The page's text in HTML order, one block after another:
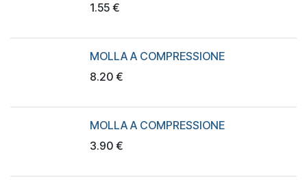
1.55 €
MOLLA A COMPRESSIONE
8.20 €
MOLLA A COMPRESSIONE
3.90 €